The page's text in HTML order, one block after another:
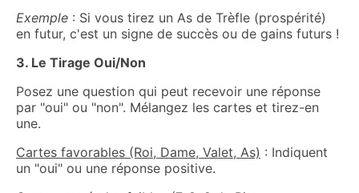
Exemple : Si vous tirez un As de Trèfle (prospérité)
en futur, c'est un signe de succès ou de gains futurs !
3. Le Tirage Oui/Non
Posez une question qui peut recevoir une réponse
par "oui" ou "non". Mélangez les cartes et tirez-en
une.
Cartes favorables (Roi, Dame, Valet, As) : Indiquent
un "oui" ou une réponse positive.